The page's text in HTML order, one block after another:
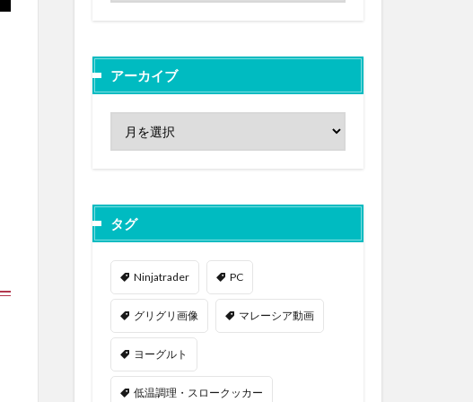
アーカイブ
タグ
Ninjatrader PC
グリグリ画像 マレーシア動画
ヨーグルト
低温調理・スロークッカー